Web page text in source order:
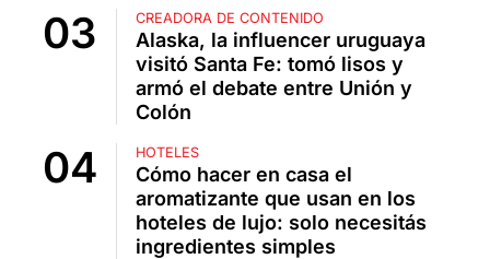
CREADORA DE CONTENIDO
Alaska, la influencer uruguaya
visitó Santa Fe: tomó lisos y
armó el debate entre Unión y
Colón
HOTELES
Cómo hacer en casa el
aromatizante que usan en los
hoteles de lujo: solo necesitás
ingredientes simples